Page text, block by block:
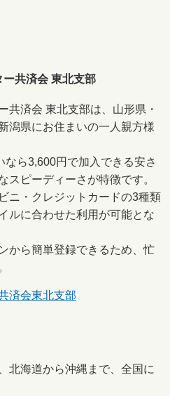
共済会 東北支部
済会 東北支部は、山形県・
潟県にお住まいの一人親方様
ら3,600円で加入できる安さ
スピーディーさが特徴です。
ニ・クレジットカードの3種類
ルに合わせた利用が可能とな
から簡単登録できるため、忙
済会東北支部
北海道から沖縄まで、全国に